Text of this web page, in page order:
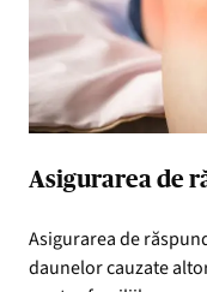
Asigurarea de
Asigurarea de
daunelor cauzate